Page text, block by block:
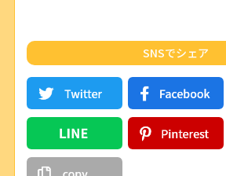
SNSでシェア